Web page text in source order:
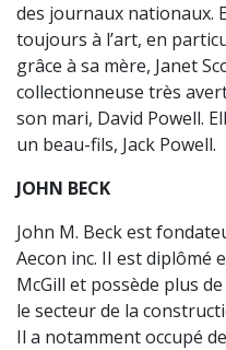
des journaux nationaux.
toujours à l’art, en
grâce à sa mère, Janet
collectionneuse très
son mari, David Powell.
un beau-fils, Jack Powell.
JOHN BECK
John M. Beck est
Aecon inc. II est diplômé
McGill et possède plus
le secteur de la
Il a notamment occupé